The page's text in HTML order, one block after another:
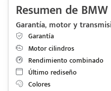
Resumen de BMW
Garantía, motor y
Garantía
Motor cilindros
Rendimiento combinado
Último rediseño
Colores